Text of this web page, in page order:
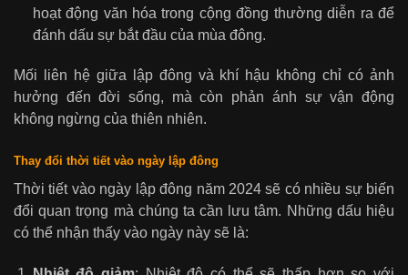
hoạt động văn hóa trong cộng đồng thường diễn ra để
đánh dấu sự bắt đầu của mùa đông.
Mối liên hệ giữa lập đông và khí hậu không chỉ có ảnh
hưởng đến đời sống, mà còn phản ánh sự vận động
không ngừng của thiên nhiên.
Thay đổi thời tiết vào ngày lập đông
Thời tiết vào ngày lập đông năm 2024 sẽ có nhiều sự biến
đổi quan trọng mà chúng ta cần lưu tâm. Những dấu hiệu
có thể nhận thấy vào ngày này sẽ là: